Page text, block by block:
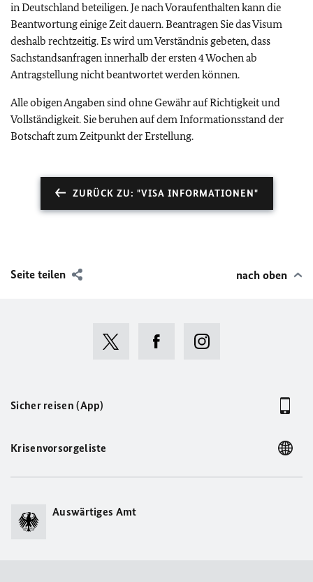
in Deutschland beteiligen. Je nach Voraufenthalten kann die
Beantwortung einige Zeit dauern. Beantragen Sie das Visum
deshalb rechtzeitig. Es wird um Verständnis gebeten, dass
Sachstandsanfragen innerhalb der ersten 4 Wochen ab
Antragstellung nicht beantwortet werden können.
Alle obigen Angaben sind ohne Gewähr auf Richtigkeit und
Vollständigkeit. Sie beruhen auf dem Informationsstand der
Botschaft zum Zeitpunkt der Erstellung.
ZURÜCK ZU: "VISA INFORMATIONEN"
Seite teilen nach oben
Sicher reisen (App)
Krisenvorsorgeliste
Auswärtiges Amt